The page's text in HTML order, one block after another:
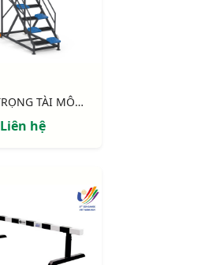
GHẾ TRỌNG TÀI MÔN ĐIỀN KINH, SỨC CHỨA 6 NGƯỜI, MẶT GHẾ KHÔNG LƯNG TỰA
Liên hệ